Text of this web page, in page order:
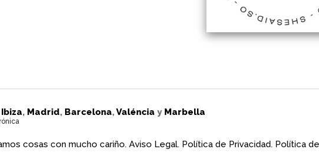
Ibiza, Madrid, Barcelona,Valéncia y Marbella
cosas con mucho cariño. Aviso Legal. Política de Privacidad. Política